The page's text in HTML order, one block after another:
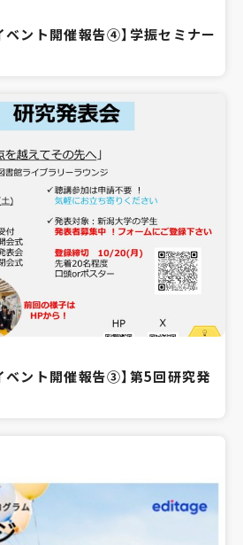
ベント開催報告④】学振セミナー
ベント開催報告③】第5回研究発